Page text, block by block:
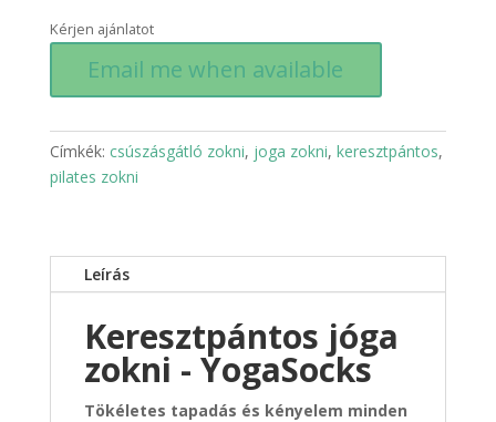
Kérjen ajánlatot
Email me when available
Címkék: csúszásgátló zokni, joga zokni, keresztpántos,
pilates zokni
Leírás
Keresztpántos jóga
zokni - YogaSocks
Tökéletes tapadás és kényelem minden